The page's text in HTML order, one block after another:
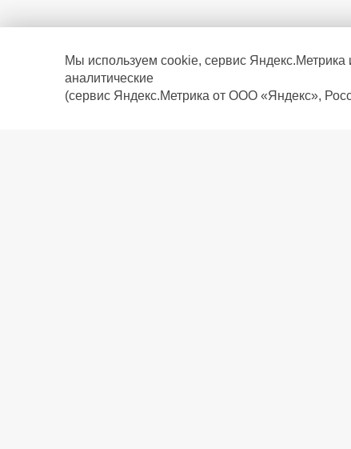
Мы используем cookie, сервис
аналитические
(сервис Яндекс.Метрика от ООО «Яндекс»,